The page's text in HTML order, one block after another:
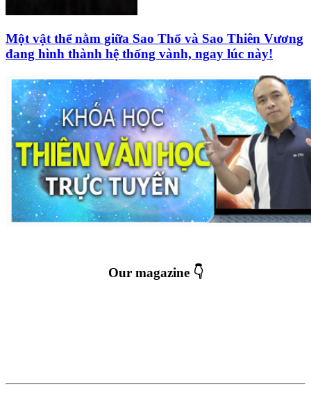
Một vật thể nằm giữa Sao Thổ và Sao Thiên Vương
đang hình thành hệ thống vành, ngay lúc này!
Our magazine 👇